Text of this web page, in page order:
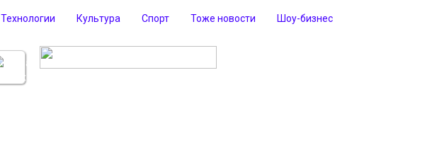
Технологии Культура Спорт Тоже новости Шоу-бизнес